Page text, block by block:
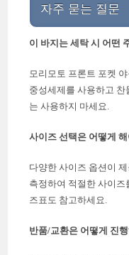
자주 묻는 질문
이 바지는 세탁 시 어떤
모리모토 프론트 포켓
중성세제를 사용하고 찬
는 사용하지 마세요.
사이즈 선택은 어떻게
다양한 사이즈 옵션이
측정하여 적절한 사이즈
즈표도 참고하세요.
반품/교환은 어떻게 진